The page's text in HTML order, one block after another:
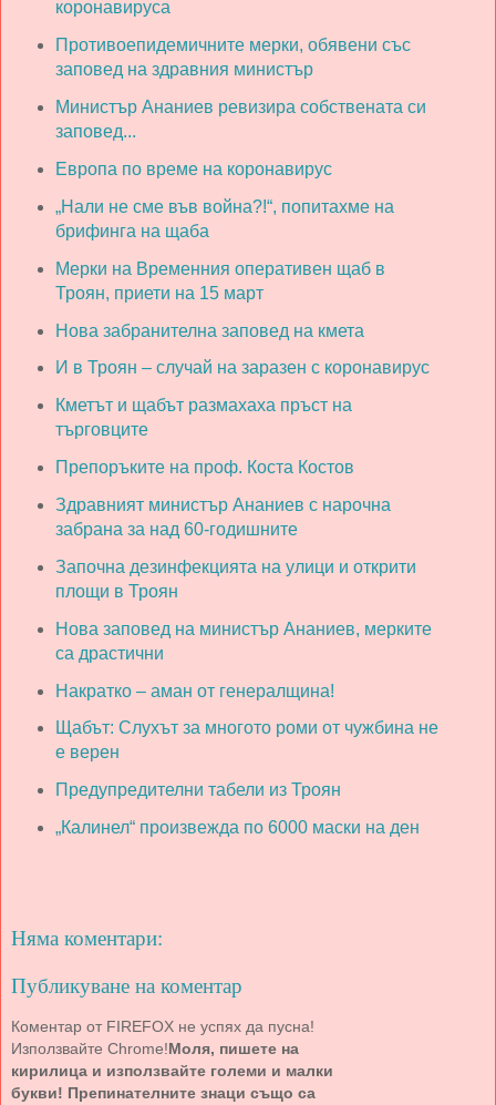
коронавируса
Противоепидемичните мерки, обявени със
заповед на здравния министър
Министър Ананиев ревизира собствената си
заповед...
Европа по време на коронавирус
„Нали не сме във война?!“, попитахме на
брифинга на щаба
Мерки на Временния оперативен щаб в
Троян, приети на 15 март
Нова забранителна заповед на кмета
И в Троян – случай на заразен с коронавирус
Кметът и щабът размахаха пръст на
търговците
Препоръките на проф. Коста Костов
Здравният министър Ананиев с нарочна
забрана за над 60-годишните
Започна дезинфекцията на улици и открити
площи в Троян
Нова заповед на министър Ананиев, мерките
са драстични
Накратко – аман от генералщина!
Щабът: Слухът за многото роми от чужбина не
е верен
Предупредителни табели из Троян
„Калинел“ произвежда по 6000 маски на ден
Няма коментари:
Публикуване на коментар
Коментар от FIREFOX не успях да пусна!
Използвайте Chrome!Моля, пишете на
кирилица и използвайте големи и малки
букви! Препинателните знаци също са